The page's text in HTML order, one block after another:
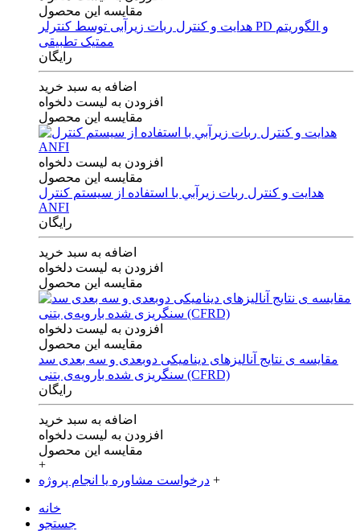
مقایسه این محصول
هدایت و کنترل ربات زیرآبی توسط کنترلر PD و الگوریتم
ممتیک تطبیقی
رایگان
اضافه به سبد خرید
افزودن به لیست دلخواه
مقایسه این محصول
افزودن به لیست دلخواه
مقایسه این محصول
هدايت و كنترل ربات زيرآبي با استفاده از سيستم كنترل
ANFI
رایگان
اضافه به سبد خرید
افزودن به لیست دلخواه
مقایسه این محصول
افزودن به لیست دلخواه
مقایسه این محصول
مقایسه ی‌ نتایج آنالیزهای‌ دینامیکی‌ دوبعدی‌ و‌ سه بعدی‌ سد
سنگریزی‌ شده با‌رویه‌ی‌ بتنی‌ (CFRD)
رایگان
اضافه به سبد خرید
افزودن به لیست دلخواه
مقایسه این محصول
+
درخواست مشاوره یا انجام پروژه +
خانه
جستجو